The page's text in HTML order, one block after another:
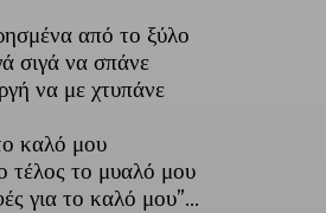
από το ξύλο
σιγά να σπάνε
να με χτυπάνε
καλό μου
τέλος το μυαλό μου
για το καλό μου”…